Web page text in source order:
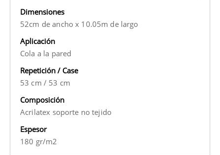
Dimensiones
52cm de ancho x 10.05m de largo
Aplicación
Cola a la pared
Repetición / Case
53 cm / 53 cm
Composición
Acrilatex soporte no tejido
Espesor
180 gr/m2